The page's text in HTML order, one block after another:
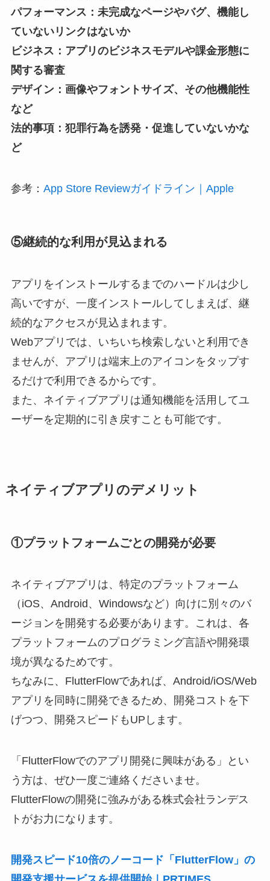
パフォーマンス：未完成なページやバグ、機能し
ていないリンクはないか
ビジネス：アプリのビジネスモデルや課金形態に
関する審査
デザイン：画像やフォントサイズ、その他機能性
など
法的事項：犯罪行為を誘発・促進していないかな
ど
参考： App Store Reviewガイドライン｜Apple
⑤継続的な利用が見込まれる
アプリをインストールするまでのハードルは少し
高いですが、一度インストールしてしまえば、継
続的なアクセスが見込まれます。
Webアプリでは、いちいち検索しないと利用でき
ませんが、アプリは端末上のアイコンをタップす
るだけで利用できるからです。
また、ネイティブアプリは通知機能を活用してユ
ーザーを定期的に引き戻すことも可能です。
ネイティブアプリのデメリット
①プラットフォームごとの開発が必要
ネイティブアプリは、特定のプラットフォーム
（iOS、Android、Windowsなど）向けに別々のバ
ージョンを開発する必要があります。これは、各
プラットフォームのプログラミング言語や開発環
境が異なるためです。
ちなみに、FlutterFlowであれば、Android/iOS/Web
アプリを同時に開発できるため、開発コストを下
げつつ、開発スピードもUPします。
「FlutterFlowでのアプリ開発に興味がある」とい
う方は、ぜひ一度ご連絡くださいませ。
FlutterFlowの開発に強みがある株式会社ランデス
トがお力になります。
開発スピード10倍のノーコード「FlutterFlow」の